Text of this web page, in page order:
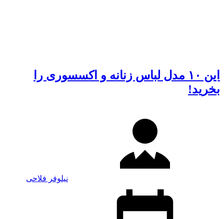
این ۱۰ مدل لباس زنانه و اکسسوری را
بخرید!
نیلوفر فلاحی